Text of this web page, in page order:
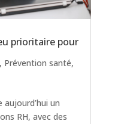
prioritaire pour
Prévention santé,
un
RH, avec des